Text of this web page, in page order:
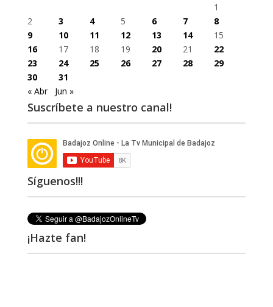
1
2
3 4 5 6 7
8
9
10 11 12 13 14
15
16
17 18 19 20 21
22
23
24 25 26 27 28
29
30
31
« Abr
Jun »
Suscríbete a nuestro canal!
Síguenos!!!
¡Hazte fan!